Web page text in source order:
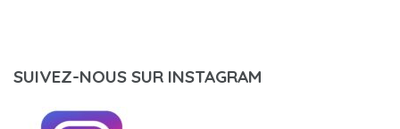
SUIVEZ-NOUS SUR INSTAGRAM